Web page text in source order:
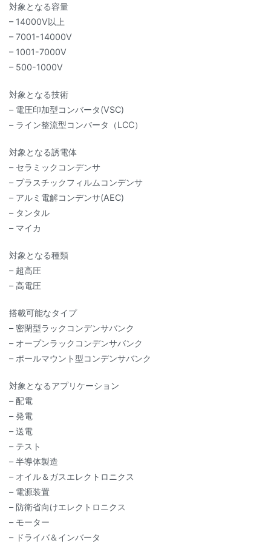
対象となる容量
– 14000V以上
– 7001-14000V
– 1001-7000V
– 500-1000V
対象となる技術
– 電圧印加型コンバータ(VSC)
– ライン整流型コンバータ（LCC）
対象となる誘電体
– セラミックコンデンサ
– プラスチックフィルムコンデンサ
– アルミ電解コンデンサ(AEC)
– タンタル
– マイカ
対象となる種類
– 超高圧
– 高電圧
搭載可能なタイプ
– 密閉型ラックコンデンサバンク
– オープンラックコンデンサバンク
– ポールマウント型コンデンサバンク
対象となるアプリケーション
– 配電
– 発電
– 送電
– テスト
– 半導体製造
– オイル＆ガスエレクトロニクス
– 電源装置
– 防衛省向けエレクトロニクス
– モーター
– ドライバ＆インバータ